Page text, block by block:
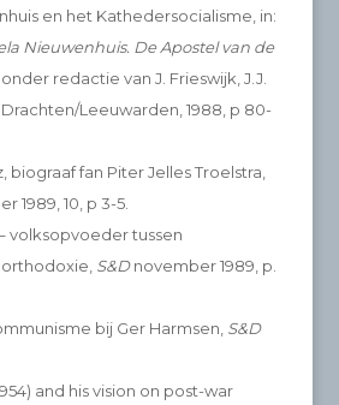
en het Kathedersocialisme, in:
Nieuwenhuis. De Apostel van de
onder redactie van J. Frieswijk, J.J.
Drachten/Leeuwarden, 1988, p 80-
biograaf fan Piter Jelles Troelstra,
1989, 10, p 3-5.
volksopvoeder tussen
S&Dnovember 1989, p.
bij Ger Harmsen, S&D
and his vision on post-war